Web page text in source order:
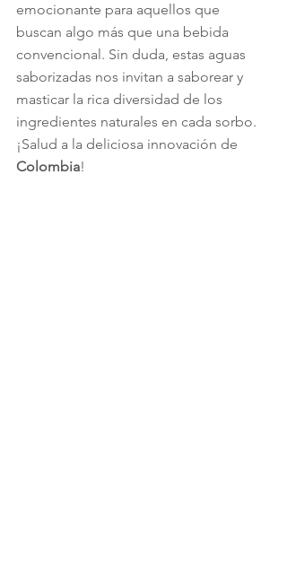
emocionante para aquellos que
buscan algo más que una bebida
convencional. Sin duda, estas aguas
saborizadas nos invitan a saborear y
masticar la rica diversidad de los
ingredientes naturales en cada sorbo.
¡Salud a la deliciosa innovación de
Colombia!